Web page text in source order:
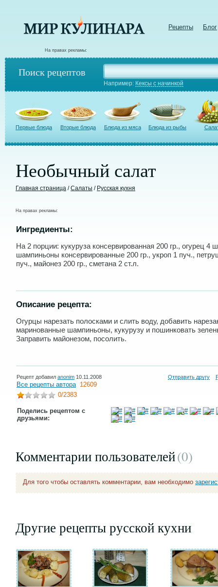
Рецепты Блог
На правах рекламы:
Поиск рецептов
Например: Кексы с начинкой
Первые блюда Вторые блюда Блюда из мяса Блюда из рыбы
Необычный салат
Главная страница /Салаты / Русская кухня
На правах рекламы:
Ингредиенты:
На 2 порции: кукуруза консервированная 200 гр., огурец 4
шампиньоны консервированные 200 гр., укроп 1 пуч.,
пуч., майонез 200 гр., сметана 2 ст.л.
Описание рецепта:
Огурцы нарезать полосками и слить воду, добавить
маринованные шампиньоны, кукурузу и пошинковать
Заправить майонезом, посолить.
Рецепт добавил anonim 10.11.2008 Отправить другу
Все рецепты автора 12609
0/2383
Поделись рецептом с
друзьями:
Комментарии пользователей(0)
Для того чтобы оставлять комментарии, вам необходимо
Другие рецепты русской кухни